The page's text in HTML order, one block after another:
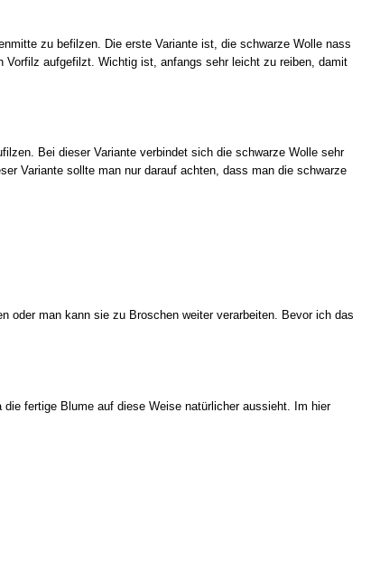
zu befilzen. Die erste Variante ist, die schwarze Wolle nass
aufgefilzt. Wichtig ist, anfangs sehr leicht zu reiben, damit
Bei dieser Variante verbindet sich die schwarze Wolle sehr
Variante sollte man nur darauf achten, dass man die schwarze
oder man kann sie zu Broschen weiter verarbeiten. Bevor ich das
fertige Blume auf diese Weise natürlicher aussieht. Im hier